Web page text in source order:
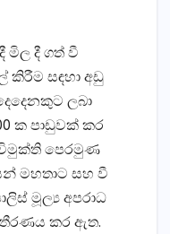
දී ගත් වී
කිරීම සඳහා අඩු
ලබා
ක පාඩුවක්‌ කර
පෙරමුණ
මහතාට සහ වී
මූල්‍ය අපරාධ
කර ඇත.